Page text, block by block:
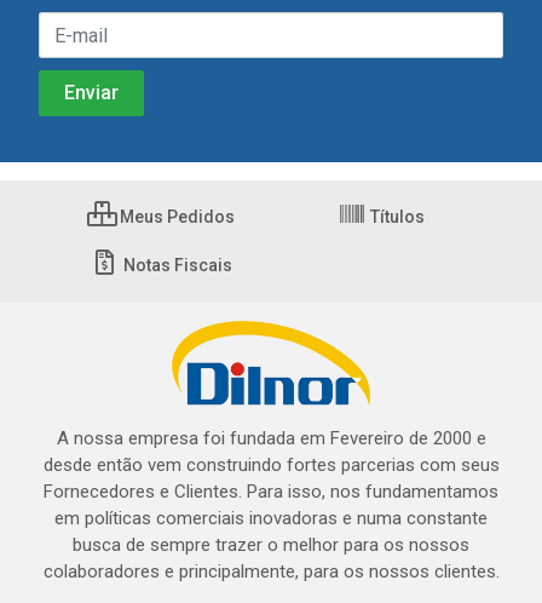
Meus Pedidos Títulos
Notas Fiscais
A nossa empresa foi fundada em Fevereiro de 2000 e
desde então vem construindo fortes parcerias com seus
Fornecedores e Clientes. Para isso, nos fundamentamos
em políticas comerciais inovadoras e numa constante
busca de sempre trazer o melhor para os nossos
colaboradores e principalmente, para os nossos clientes.